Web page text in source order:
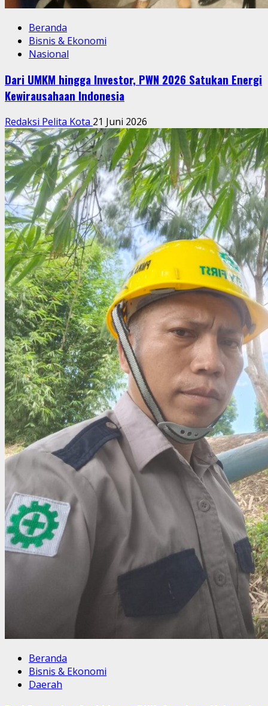
Beranda
Bisnis & Ekonomi
Nasional
Dari UMKM hingga Investor, PWN 2026 Satukan Energi
Kewirausahaan Indonesia
Redaksi Pelita Kota 21 Juni 2026
Beranda
Bisnis & Ekonomi
Daerah